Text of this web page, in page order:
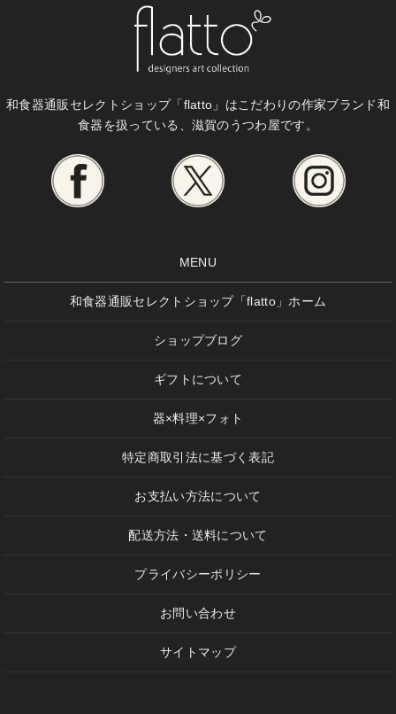
和食器通販セレクトショップ「flatto」はこだわりの作家ブランド和
食器を扱っている、滋賀のうつわ屋です。
MENU
和食器通販セレクトショップ「flatto」ホーム
ショップブログ
ギフトについて
器×料理×フォト
特定商取引法に基づく表記
お支払い方法について
配送方法・送料について
プライバシーポリシー
お問い合わせ
サイトマップ